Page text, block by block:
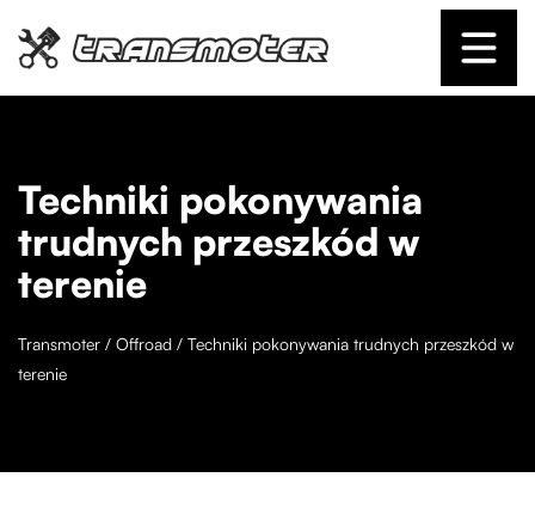
Techniki pokonywania
trudnych przeszkód w
terenie
Transmoter / Offroad / Techniki pokonywania trudnych przeszkód w
terenie